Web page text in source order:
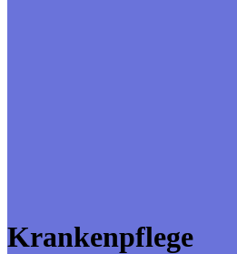
Krankenpflege